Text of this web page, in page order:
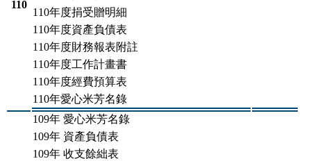
110
110年度捐受贈明細
110年度資產負債表
110年度財務報表附註
110年度工作計畫書
110年度經費預算表
110年愛心米芳名錄
109年 愛心米芳名錄
109年 資產負債表
109年 收支餘絀表